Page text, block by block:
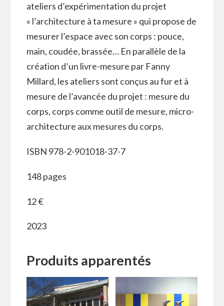
ateliers d’expérimentation du projet
« l’architecture à ta mesure » qui propose de
mesurer l’espace avec son corps : pouce,
main, coudée, brassée… En parallèle de la
création d’un livre-mesure par Fanny
Millard, les ateliers sont conçus au fur et à
mesure de l’avancée du projet : mesure du
corps, corps comme outil de mesure, micro-
architecture aux mesures du corps.
ISBN 978-2-901018-37-7
148 pages
12 €
2023
Produits apparentés